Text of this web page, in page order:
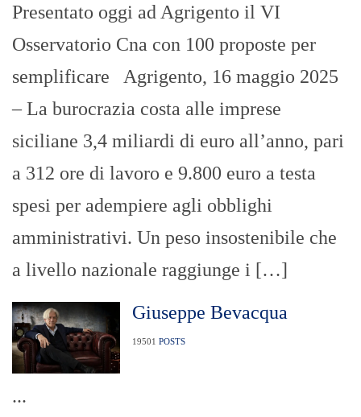
Presentato oggi ad Agrigento il VI
Osservatorio Cna con 100 proposte per
semplificare Agrigento, 16 maggio 2025
– La burocrazia costa alle imprese
siciliane 3,4 miliardi di euro all’anno, pari
a 312 ore di lavoro e 9.800 euro a testa
spesi per adempiere agli obblighi
amministrativi. Un peso insostenibile che
a livello nazionale raggiunge i […]
Giuseppe Bevacqua
19501 POSTS
...